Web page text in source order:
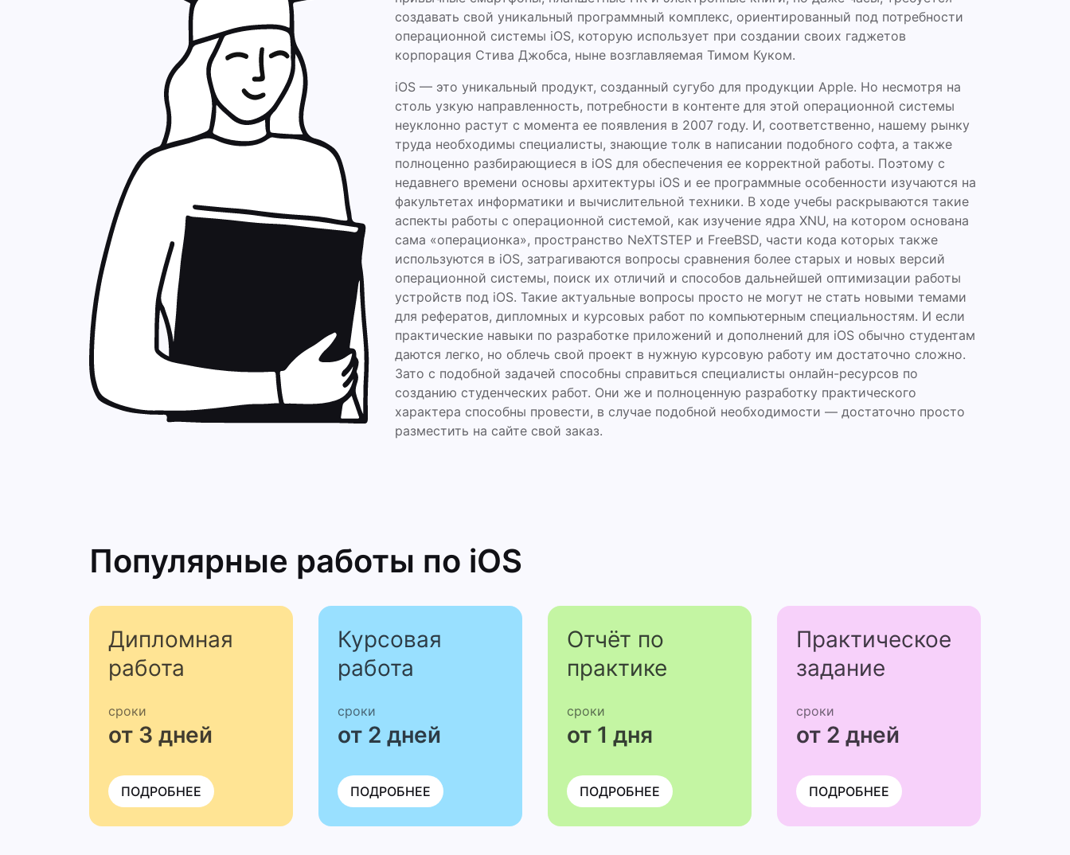
создавать свой уникальный программный комплекс, ориентированный под потребности
операционной системы iOS, которую использует при создании своих гаджетов
корпорация Стива Джобса, ныне возглавляемая Тимом Куком.
iOS — это уникальный продукт, созданный сугубо для продукции Apple. Но несмотря на
столь узкую направленность, потребности в контенте для этой операционной системы
неуклонно растут с момента ее появления в 2007 году. И, соответственно, нашему рынку
труда необходимы специалисты, знающие толк в написании подобного софта, а также
полноценно разбирающиеся в iOS для обеспечения ее корректной работы. Поэтому с
недавнего времени основы архитектуры iOS и ее программные особенности изучаются на
факультетах информатики и вычислительной техники. В ходе учебы раскрываются такие
аспекты работы с операционной системой, как изучение ядра XNU, на котором основана
сама «операционка», пространство NeXTSTEP и FreeBSD, части кода которых также
используются в iOS, затрагиваются вопросы сравнения более старых и новых версий
операционной системы, поиск их отличий и способов дальнейшей оптимизации работы
устройств под iOS. Такие актуальные вопросы просто не могут не стать новыми темами
для рефератов, дипломных и курсовых работ по компьютерным специальностям. И если
практические навыки по разработке приложений и дополнений для iOS обычно студентам
даются легко, но облечь свой проект в нужную курсовую работу им достаточно сложно.
Зато с подобной задачей способны справиться специалисты онлайн-ресурсов по
созданию студенческих работ. Они же и полноценную разработку практического
характера способны провести, в случае подобной необходимости — достаточно просто
разместить на сайте свой заказ.
Популярные работы по iOS
Дипломная
работа
сроки
от 3 дней
ПОДРОБНЕЕ
Курсовая
работа
сроки
от 2 дней
ПОДРОБНЕЕ
Отчёт по
практике
сроки
от 1 дня
ПОДРОБНЕЕ
Практичес­кое
задание
сроки
от 2 дней
ПОДРОБНЕЕ